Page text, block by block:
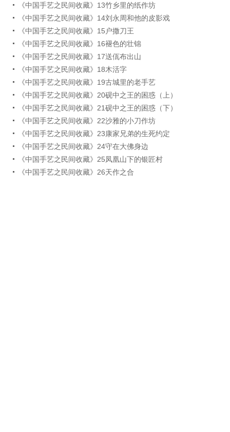
《中国手艺之民间收藏》13竹乡里的纸作坊
《中国手艺之民间收藏》14刘永周和他的皮影戏
《中国手艺之民间收藏》15户撒刀王
《中国手艺之民间收藏》16褪色的壮锦
《中国手艺之民间收藏》17送佤布出山
《中国手艺之民间收藏》18木活字
《中国手艺之民间收藏》19古城里的老手艺
《中国手艺之民间收藏》20砚中之王的困惑（上）
《中国手艺之民间收藏》21砚中之王的困惑（下）
《中国手艺之民间收藏》22沙雅的小刀作坊
《中国手艺之民间收藏》23康家兄弟的生死约定
《中国手艺之民间收藏》24守在大佛身边
《中国手艺之民间收藏》25凤凰山下的银匠村
《中国手艺之民间收藏》26天作之合